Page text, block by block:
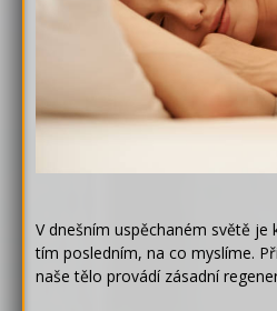
V dnešním uspěchaném světě je
tím posledním, na co myslíme.
naše tělo provádí zásadní